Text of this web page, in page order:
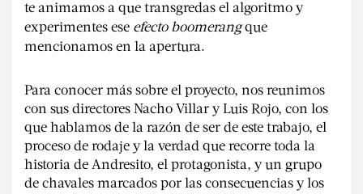
te animamos a que transgredas el algoritmo y
experimentes ese efecto boomerangque
mencionamos en la apertura.
Para conocer más sobre el proyecto, nos reunimos
con sus directores Nacho Villar y Luis Rojo, con los
que hablamos de la razón de ser de este trabajo, el
proceso de rodaje y la verdad que recorre toda la
historia de Andresito, el protagonista, y un grupo
de chavales marcados por las consecuencias y los